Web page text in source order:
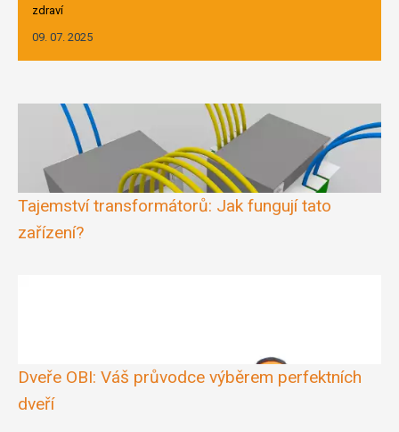
zdraví
09. 07. 2025
Tajemství transformátorů: Jak fungují tato
zařízení?
Dveře OBI: Váš průvodce výběrem perfektních
dveří